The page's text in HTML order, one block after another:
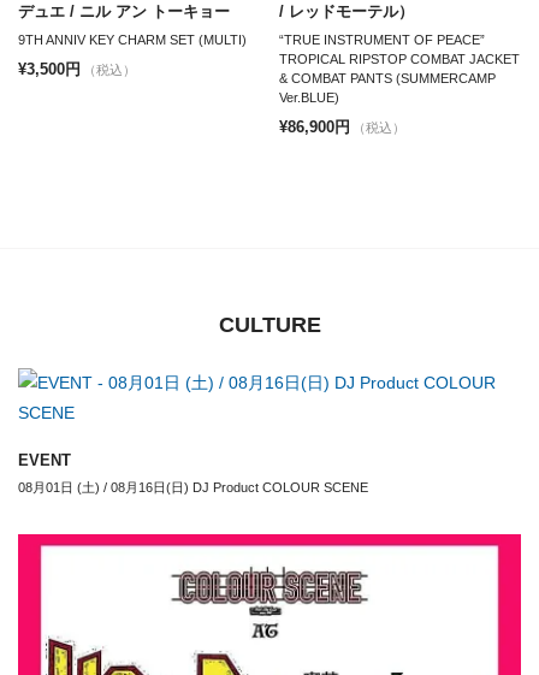
デュエ / ニル アン トーキョー
9TH ANNIV KEY CHARM SET (MULTI)
¥3,500円 （税込）
/ レッドモーテル）
“TRUE INSTRUMENT OF PEACE”
TROPICAL RIPSTOP COMBAT JACKET
& COMBAT PANTS (SUMMERCAMP
Ver.BLUE)
¥86,900円 （税込）
CULTURE
EVENT
08月01日 (土) / 08月16日(日) DJ Product COLOUR SCENE